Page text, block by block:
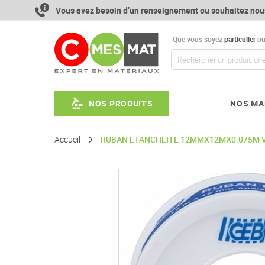
contenu
Vous avez besoin d’un renseignement ou souhaitez
Que vous soyezparticulierou
NOS PRODUITS NOS
Accueil RUBAN ETANCHEITE 12MMX12MX0.075M